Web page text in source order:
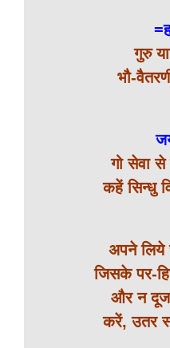
गुरु
भौ-
गो सेवा
कहें सिन्धु
अपने लिये
जिसके पर-
और न
करें, उतर